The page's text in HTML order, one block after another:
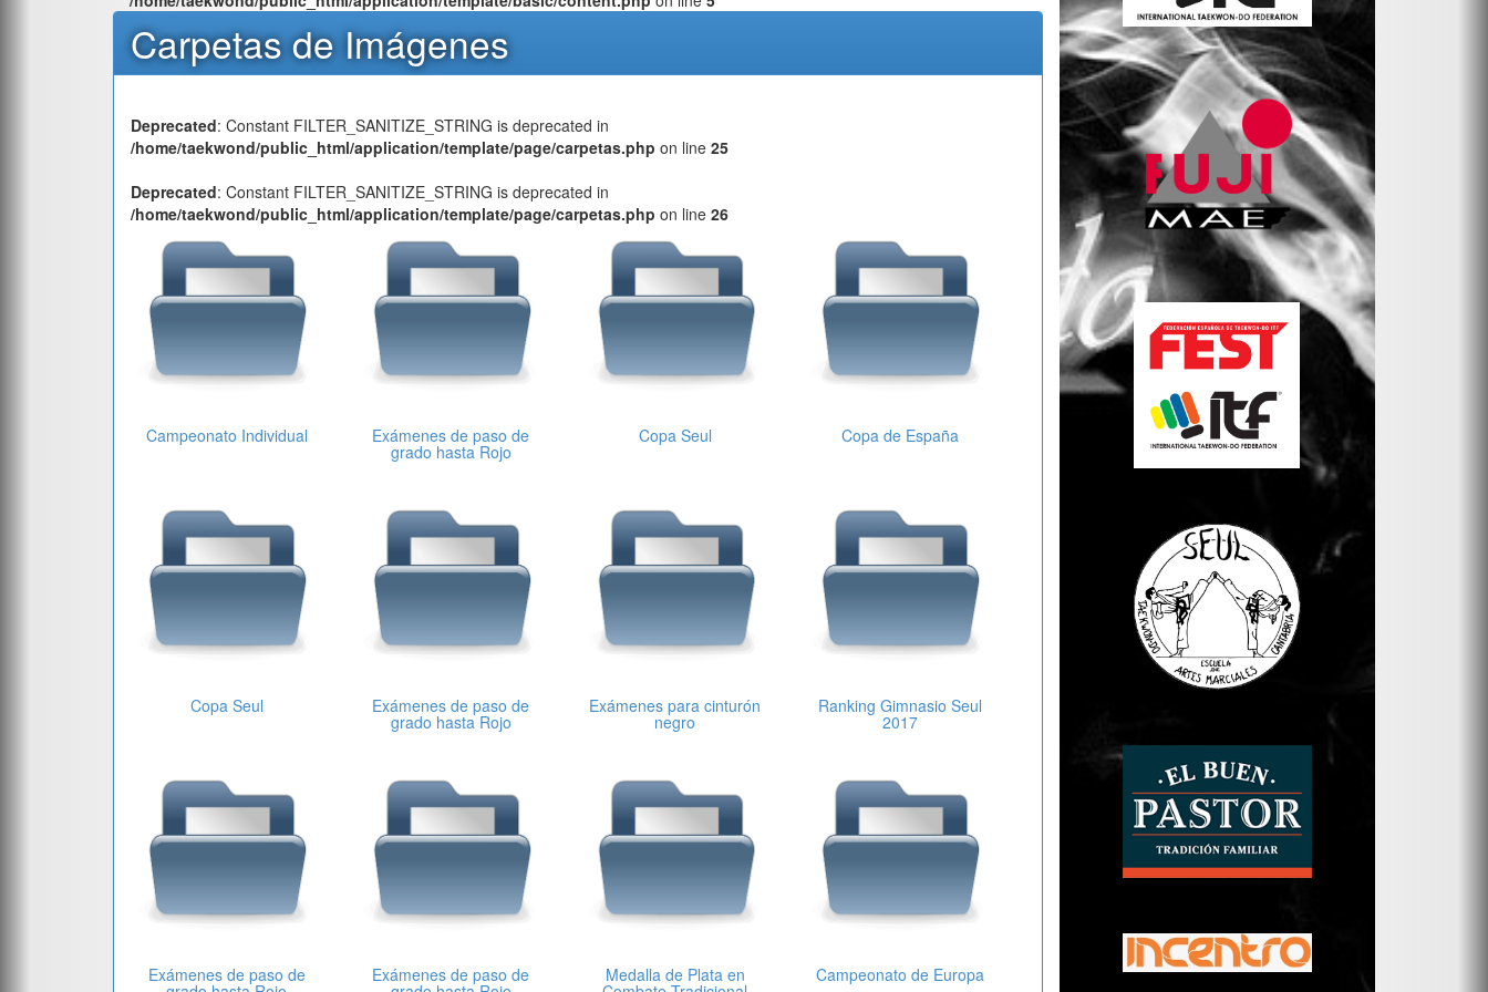
Carpetas de Imágenes
Deprecated: Constant FILTER_SANITIZE_STRING is deprecated in
/home/taekwond/public_html/application/template/page/carpetas.php on line25
Deprecated: Constant FILTER_SANITIZE_STRING is deprecated in
/home/taekwond/public_html/application/template/page/carpetas.php on line26
Campeonato Individual Exámenes de paso de
grado hasta Rojo
Copa Seul Copa de España
Copa Seul Exámenes de paso de
grado hasta Rojo
Exámenes para cinturón
negro
Ranking Gimnasio Seul
2017
Exámenes de paso de Exámenes de paso de Medalla de Plata en Campeonato de Europa